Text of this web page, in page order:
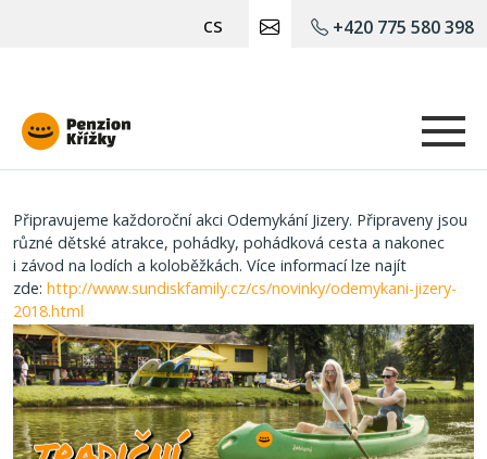
Krizky
+420 775 580 398
cs
Připravujeme každoroční akci Odemykání Jizery. Připraveny jsou
různé dětské atrakce, pohádky, pohádková cesta a nakonec
i závod na lodích a koloběžkách. Více informací lze najít
zde: http://www.sundiskfamily.cz/cs/novinky/odemykani-jizery-
2018.html